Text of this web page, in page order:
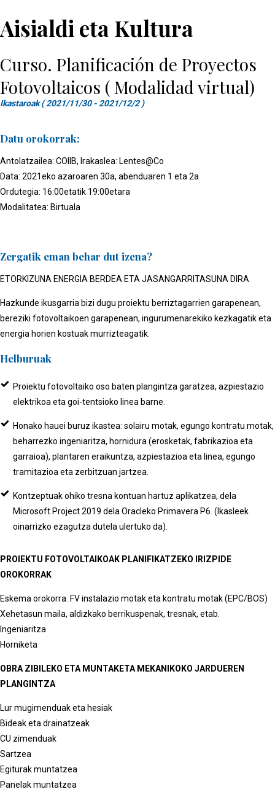
Aisialdi eta Kultura
Curso. Planificación de Proyectos
Fotovoltaicos ( Modalidad virtual)
Ikastaroak ( 2021/11/30 - 2021/12/2 )
Datu orokorrak:
Antolatzailea: COIIB, Irakaslea: Lentes@Co
Data: 2021eko azaroaren 30a, abenduaren 1 eta 2a
Ordutegia: 16:00etatik 19:00etara
Modalitatea: Birtuala
Zergatik eman behar dut izena?
ETORKIZUNA ENERGIA BERDEA ETA JASANGARRITASUNA DIRA
Hazkunde ikusgarria bizi dugu proiektu berriztagarrien garapenean,
bereziki fotovoltaikoen garapenean, ingurumenarekiko kezkagatik eta
energia horien kostuak murrizteagatik.
Helburuak
Proiektu fotovoltaiko oso baten plangintza garatzea, azpiestazio
elektrikoa eta goi-tentsioko linea barne.
Honako hauei buruz ikastea: solairu motak, egungo kontratu motak,
beharrezko ingeniaritza, hornidura (erosketak, fabrikazioa eta
garraioa), plantaren eraikuntza, azpiestazioa eta linea, egungo
tramitazioa eta zerbitzuan jartzea.
Kontzeptuak ohiko tresna kontuan hartuz aplikatzea, dela
Microsoft Project 2019 dela Oracleko Primavera P6. (Ikasleek
oinarrizko ezagutza dutela ulertuko da).
PROIEKTU FOTOVOLTAIKOAK PLANIFIKATZEKO IRIZPIDE
OROKORRAK
Eskema orokorra. FV instalazio motak eta kontratu motak (EPC/BOS)
Xehetasun maila, aldizkako berrikuspenak, tresnak, etab.
Ingeniaritza
Horniketa
OBRA ZIBILEKO ETA MUNTAKETA MEKANIKOKO JARDUEREN
PLANGINTZA
Lur mugimenduak eta hesiak
Bideak eta drainatzeak
CU zimenduak
Sartzea
Egiturak muntatzea
Panelak muntatzea